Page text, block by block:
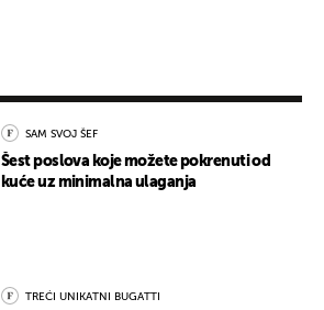
SAM SVOJ ŠEF
Šest poslova koje možete pokrenuti od
kuće uz minimalna ulaganja
TREĆI UNIKATNI BUGATTI